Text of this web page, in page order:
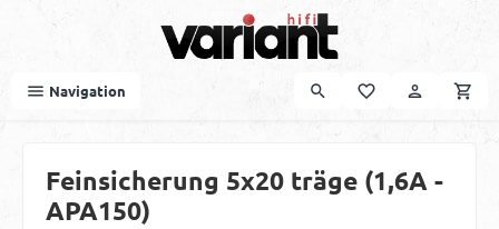
Navigation
Feinsicherung 5x20 träge (1,6A -
APA150)